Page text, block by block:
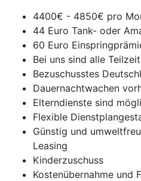
4400€ - 4850€ pro
44 Euro Tank- oder
60 Euro
Bei uns sind alle
Bezuschusstes
Dauernachtwachen
Elterndienste sind
Flexible
Günstig und
Leasing
Kinderzuschuss
Kostenübernahme und